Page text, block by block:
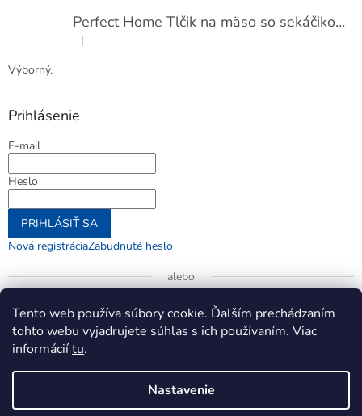
Tento web používa súbory cookie. Ďalším prechádzaním
tohto webu vyjadrujete súhlas s ich používaním. Viac
informáciítu.
Nastavenie
Perfect Home Tĺčik na mäso so sekáčikom, 56893
Hodnotenie produktu je 5 z 5 hviezdičiek.
|
Výborný.
Prihlásenie
E-mail
Heslo
PRIHLÁSIŤ SA
Nová registráciaZabudnuté heslo
alebo
Prihlásiť sa cez Google